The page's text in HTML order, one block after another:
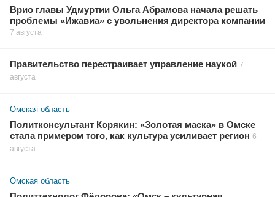
Врио главы Удмуртии Ольга Абрамова начала решать
проблемы «Ижавиа» с увольнения директора компании
7 августа
Правительство перестраивает управление наукой 7
августа
Омская область
Политконсультант Корякин: «Золотая маска» в Омске
стала примером того, как культура усиливает регион 6
августа
Омская область